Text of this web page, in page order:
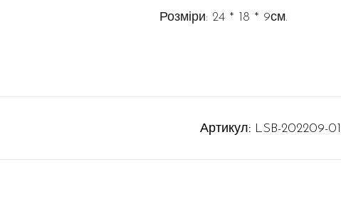
Розміри: 24 * 18 * 9см.
Артикул: LSB-202209-